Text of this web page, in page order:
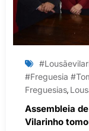
#freguesia
Freguesias,
Assembleia
Vilarinho